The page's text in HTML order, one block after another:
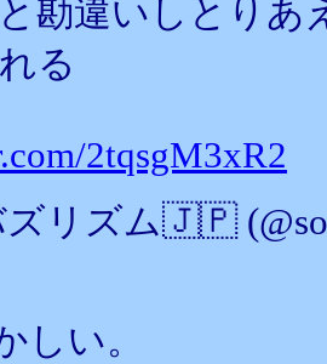
勘違いしとりあ
る
2tqsgM3xR2
リズム🇯🇵
しい。